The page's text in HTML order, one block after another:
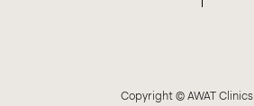
Copyright © AWAT Clinics